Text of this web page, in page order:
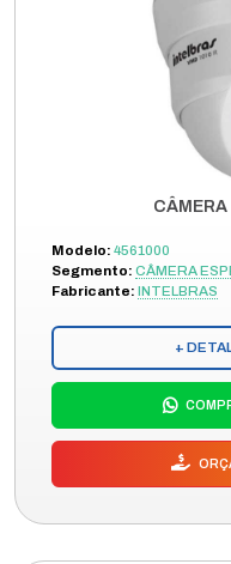
CÂMERA
Modelo: 4561000
Segmento: CÂMERA
Fabricante: INTELBRAS
+